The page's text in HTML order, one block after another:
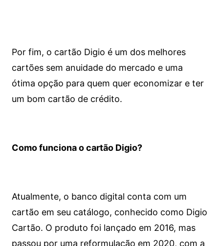
Por fim, o cartão Digio é um dos melhores
cartões sem anuidade do mercado e uma
ótima opção para quem quer economizar e ter
um bom cartão de crédito.
Como funciona o cartão Digio?
Atualmente, o banco digital conta com um
cartão em seu catálogo, conhecido como Digio
Cartão. O produto foi lançado em 2016, mas
passou por uma reformulação em 2020, com a